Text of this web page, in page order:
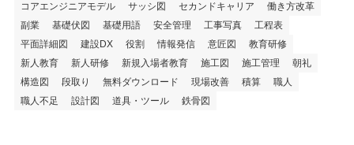
コアエンジニアモデル
サッシ図 セカンドキャリア
働き方改革
副業
基礎伏図 基礎用語 安全管理 工事写真
工程表
平面詳細図
建設DX 役割 情報発信 意匠図
教育研修
新人教育
新人研修 新規入場者教育 施工図 施工管理
朝礼
構造図
段取り 無料ダウンロード 現場改善 積算
職人
職人不足
設計図 道具・ツール 鉄骨図